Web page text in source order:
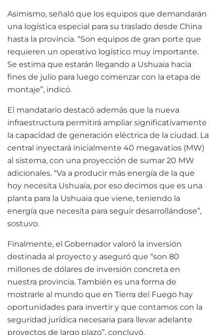
Asimismo, señaló que los equipos que demandarán
una logística especial para su traslado desde China
hasta la provincia. “Son equipos de gran porte que
requieren un operativo logístico muy importante.
Se estima que estarán llegando a Ushuaia hacia
fines de julio para luego comenzar con la etapa de
montaje”, indicó.
El mandatario destacó además que la nueva
infraestructura permitirá ampliar significativamente
la capacidad de generación eléctrica de la ciudad. La
central inyectará inicialmente 40 megavatios (MW)
al sistema, con una proyección de sumar 20 MW
adicionales. “Va a producir más energía de la que
hoy necesita Ushuaia, por eso decimos que es una
planta para la Ushuaia que viene, teniendo la
energía que necesita para seguir desarrollándose”,
sostuvo.
Finalmente, el Gobernador valoró la inversión
destinada al proyecto y aseguró que “son 80
millones de dólares de inversión concreta en
nuestra provincia. También es una forma de
mostrarle al mundo que en Tierra del Fuego hay
oportunidades para invertir y que contamos con la
seguridad jurídica necesaria para llevar adelante
proyectos de largo plazo”, concluyó.